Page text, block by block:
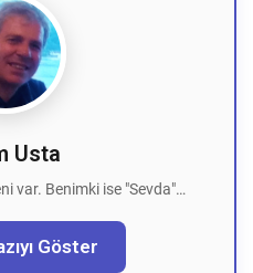
Usta
var. Benimki ise "Sevda"…
Göster